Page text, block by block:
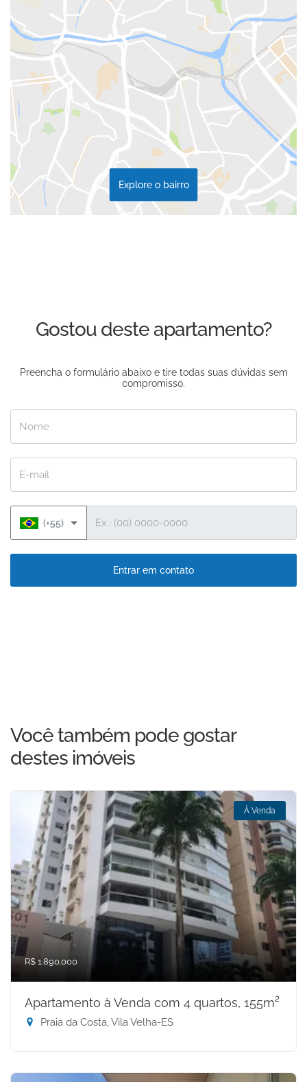
Explore o bairro
Gostou deste apartamento?
Preencha o formulário abaixo e tire todas suas dúvidas sem
compromisso.
(+55)
Entrar em contato
Você também pode gostar
destes imóveis
À Venda
R$ 1.890.000
Apartamento à Venda com 4 quartos, 155m²
Praia da Costa, Vila Velha-ES